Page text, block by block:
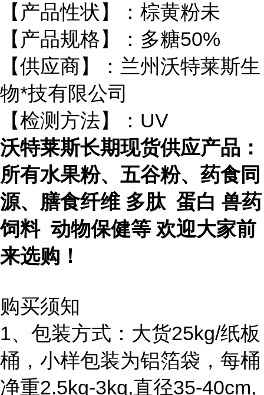
【产品性状】：棕黄粉未
【产品规格】：多糖50%
【供应商】：兰州沃特莱斯生
物*技有限公司
【检测方法】：UV
沃特莱斯长期现货供应产品：
所有水果粉、五谷粉、药食同
源、膳食纤维 多肽 蛋白 兽药
饲料 动物保健等 欢迎大家前
来选购！
购买须知
1、包装方式：大货25kg/纸板
桶，小样包装为铝箔袋，每桶
净重2.5kg-3kg,直径35-40cm,